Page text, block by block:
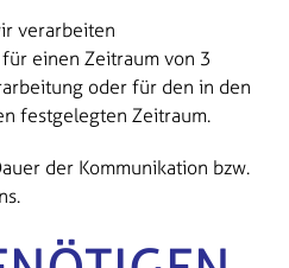
verarbeiten
einen Zeitraum von 3
oder für den in den
festgelegten Zeitraum.
der Kommunikation bzw.